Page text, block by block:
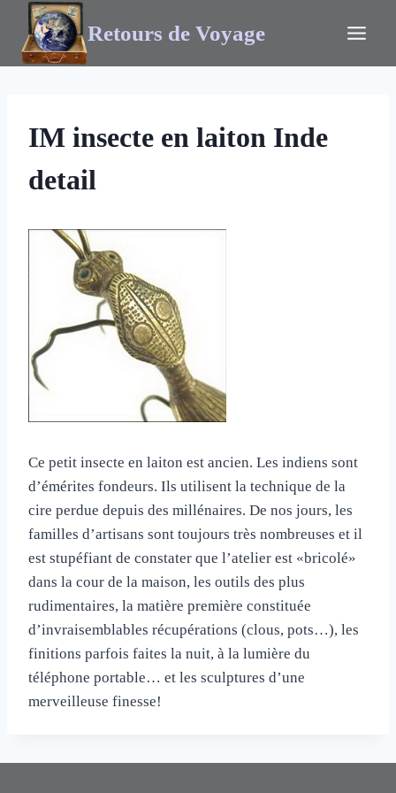
Retours de Voyage
IM insecte en laiton Inde
detail
Ce petit insecte en laiton est ancien. Les indiens sont
d’émérites fondeurs. Ils utilisent la technique de la
cire perdue depuis des millénaires. De nos jours, les
familles d’artisans sont toujours très nombreuses et il
est stupéfiant de constater que l’atelier est «bricolé»
dans la cour de la maison, les outils des plus
rudimentaires, la matière première constituée
d’invraisemblables récupérations (clous, pots…), les
finitions parfois faites la nuit, à la lumière du
téléphone portable… et les sculptures d’une
merveilleuse finesse!